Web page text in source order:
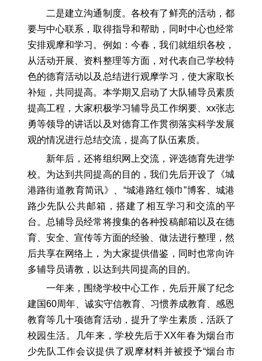
二是建立沟通制度。各校有了鲜亮的活动，都
要与中心联系，取得指导和帮助，同时中心也经常
安排观摩和学习。例如：今春，我们就组织各校，
从活动开展、资料整理等方面，对代表自己学校特
色的德育活动以及总结进行观摩学习，使大家取长
补短，共同提高。本学期又启动了大队辅导员素质
提高工程，大家积极学习辅导员工作纲要、xx张志
勇等领导的讲话以及对德育工作贯彻落实科学发展
观的情况进行总结交流，提高了队伍素质。
新年后，还将组织网上交流，评选德育先进学
校。为达到共同提高的目的，我们先后开设了《城
港路街道教育简讯》、“城港路红领巾”博客、城港
路少先队公共邮箱，搭建了相互学习和交流的平
台。总辅导员经常将搜集的各种投稿邮箱以及在德
育、安全、宣传等方面的经验、做法进行整理，然
后共享在网络上，为大家提供借鉴，同时也常向许
多辅导员请教，以达到共同提高的目的。
一年来，围绕学校中心工作，先后开展了纪念
建国60周年、诚实守信教育、习惯养成教育、感恩
教育等几十项德育活动，提升了学生素质，活跃了
校园生活。几年来，学校先后于XX年春为烟台市
少先队工作会议提供了观摩材料并被授予“烟台市